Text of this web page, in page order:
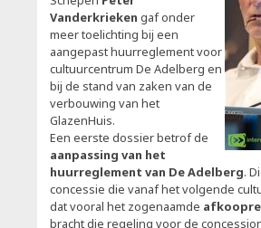
Vanderkrieken gaf onder
meer toelichting bij een
aangepast huurreglement voor
cultuurcentrum De Adelberg en
bij de stand van zaken van de
verbouwing van het
GlazenHuis.
Een eerste dossier betrof de
aanpassing van het
huurreglement van De Adelberg.
concessie die vanaf het volgende
dat vooral het zogenaamde
bracht die regeling voor de